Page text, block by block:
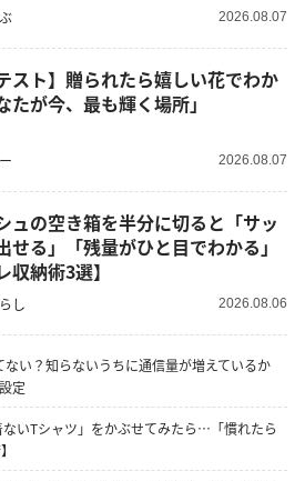
2026.08.07
スト】贈られたら嬉しい花でわか
たが今、最も輝く場所」
2026.08.07
ュの空き箱を半分に切ると「サッ
せる」「残量がひと目でわかる」
収納術3選】
し 2026.08.06
ない？知らないうちに通信量が増えているか
定
いTシャツ」をかぶせてみたら…「慣れたら